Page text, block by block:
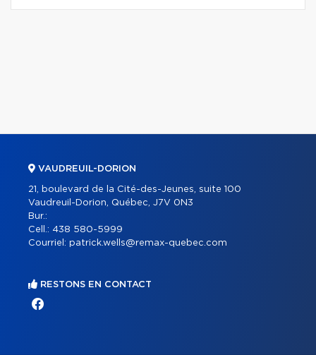
VAUDREUIL-DORION
21, boulevard de la Cité-des-Jeunes, suite 100
Vaudreuil-Dorion, Québec, J7V 0N3
Bur.:
Cell.: 438 580-5999
Courriel: patrick.wells@remax-quebec.com
RESTONS EN CONTACT